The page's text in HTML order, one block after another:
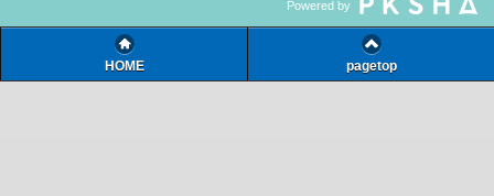
Powered by
HOME pagetop